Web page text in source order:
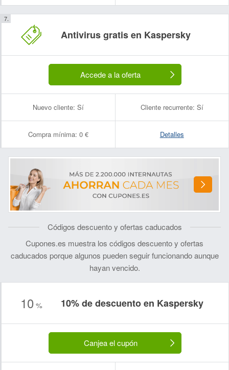
Antivirus gratis en Kaspersky
Accede a la oferta
Nuevo cliente: Sí Cliente recurrente: Sí
Compra mínima: 0 € Detalles
Códigos descuento y ofertas caducados
Cupones.es muestra los códigos descuento y ofertas
caducados porque algunos pueden seguir funcionando aunque
hayan vencido.
10 % 10% de descuento en Kaspersky
Canjea el cupón